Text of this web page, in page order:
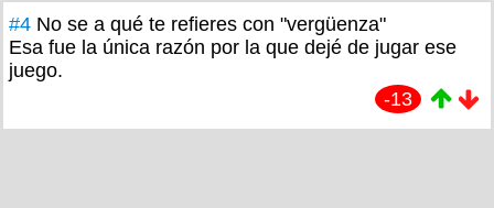
#4 No se a qué te refieres con "vergüenza"
Esa fue la única razón por la que dejé de jugar ese
juego.
-13